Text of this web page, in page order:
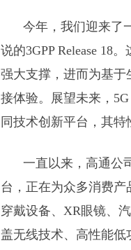
今年，我们迎来了
说的3GPP Release 18
强大支撑，进而为基
接体验。展望未来，
同技术创新平台，其特
一直以来，高通公
台，正在为众多消费
穿戴设备、XR眼镜、
盖无线技术、高性能